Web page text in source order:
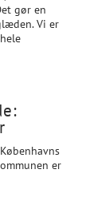
gør en
Vi er
er